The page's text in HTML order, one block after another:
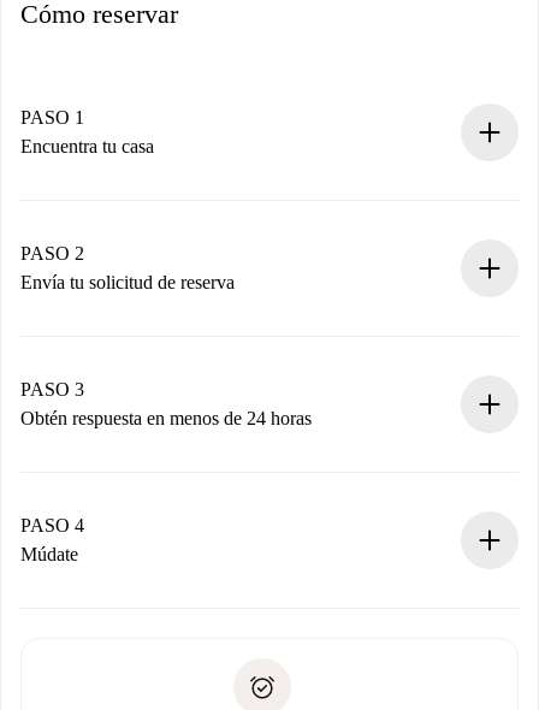
Cómo reservar
PASO 1
Encuentra tu casa
Tienes toda la información necesaria por adelantado.
PASO 2
Envía tu solicitud de reserva
propietario acepte.
PASO 3
Obtén respuesta en menos de 24 horas
contacto con el propietario.
Si es rechazada: No te haremos ningún cargo y te
Prueba de solvencia
PASO 4
Múdate
no nos comunicas ningún problema.